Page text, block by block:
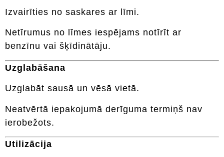
Izvairīties no saskares ar līmi.
Netīrumus no līmes iespējams notīrīt ar
benzīnu vai šķīdinātāju.
Uzglabāšana
Uzglabāt sausā un vēsā vietā.
Neatvērtā iepakojumā derīguma termiņš nav
ierobežots.
Utilizācija